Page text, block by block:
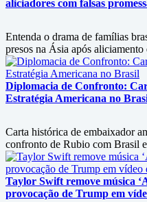
aliciadores com falsas
Entenda o drama de famílias
presos na Ásia após
Diplomacia de Confronto:
Estratégia Americana no
Carta histórica de embaixador
confronto de Rubio com Brasil
Taylor Swift remove música
provocação de Trump em